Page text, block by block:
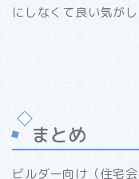
にしなくて良い気がし
まとめ
ビルダー向け（住宅